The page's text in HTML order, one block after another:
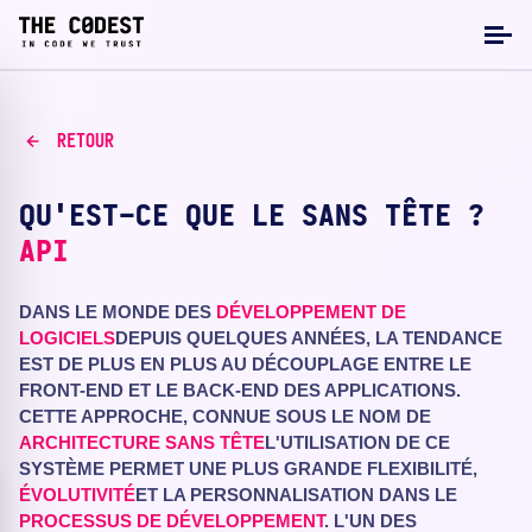
RETOUR
QU'EST-CE QUE LE SANS TÊTE ?
API
DANS LE MONDE DES DÉVELOPPEMENT DE
LOGICIELSDEPUIS QUELQUES ANNÉES, LA TENDANCE
EST DE PLUS EN PLUS AU DÉCOUPLAGE ENTRE LE
FRONT-END ET LE BACK-END DES APPLICATIONS.
CETTE APPROCHE, CONNUE SOUS LE NOM DE
ARCHITECTURE SANS TÊTEL'UTILISATION DE CE
SYSTÈME PERMET UNE PLUS GRANDE FLEXIBILITÉ,
ÉVOLUTIVITÉET LA PERSONNALISATION DANS LE
PROCESSUS DE DÉVELOPPEMENT. L'UN DES